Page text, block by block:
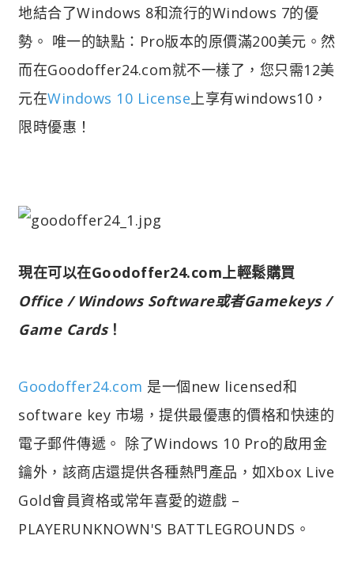
地結合了Windows 8和流行的Windows 7的優
勢。 唯一的缺點：Pro版本的原價滿200美元。然
而在Goodoffer24.com就不一樣了，您只需12美
元在Windows 10 License 上享有windows10，
限時優惠！
現在可以在Goodoffer24.com上輕鬆購買
Office / Windows Software或者Gamekeys /
Game Cards！
Goodoffer24.com 是一個new licensed和
software key 市場，提供最優惠的價格和快速的
電子郵件傳遞。 除了Windows 10 Pro的啟用金
鑰外，該商店還提供各種熱門產品，如Xbox Live
Gold會員資格或常年喜愛的遊戲 –
PLAYERUNKNOWN'S BATTLEGROUNDS。